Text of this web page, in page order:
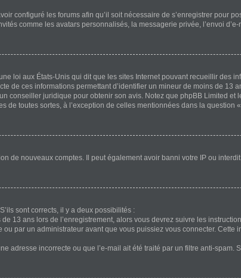
configuré les forums afin qu’il soit nécessaire de s’enregistrer pour
comme les avatars personnalisés, la messagerie privée, l’envoi
loi aux États-Unis qui dit que les sites Internet pouvant recueillir des
de ces informations permettant d’identifier un mineur de moins de 13
conseiller juridique pour obtenir son avis. Notez que phpBB Limited
de toutes sortes, à l’exception de celles mentionnées dans la
de nouveaux comptes. Il peut également avoir banni votre IP ou
sont corrects, il y a deux possibilités :
13 ans lors de l’enregistrement, alors vous devrez suivre les
par un administrateur avant que vous puissiez vous connecter. Cette
adresse incorrecte ou que l’e-mail ait été traité par un filtre anti-spam.